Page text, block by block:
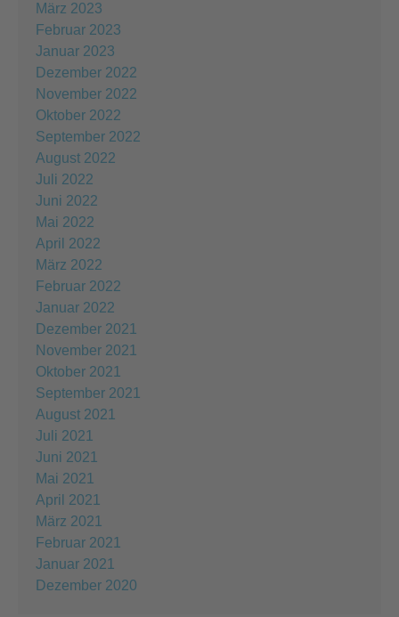
März 2023
Februar 2023
Januar 2023
Dezember 2022
November 2022
Oktober 2022
September 2022
August 2022
Juli 2022
Juni 2022
Mai 2022
April 2022
März 2022
Februar 2022
Januar 2022
Dezember 2021
November 2021
Oktober 2021
September 2021
August 2021
Juli 2021
Juni 2021
Mai 2021
April 2021
März 2021
Februar 2021
Januar 2021
Dezember 2020